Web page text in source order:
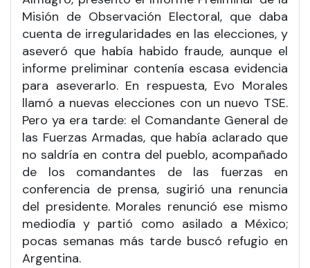
Misión de Observación Electoral, que daba
cuenta de irregularidades en las elecciones, y
aseveró que había habido fraude, aunque el
informe preliminar contenía escasa evidencia
para aseverarlo. En respuesta, Evo Morales
llamó a nuevas elecciones con un nuevo TSE.
Pero ya era tarde: el Comandante General de
las Fuerzas Armadas, que había aclarado que
no saldría en contra del pueblo, acompañado
de los comandantes de las fuerzas en
conferencia de prensa, sugirió una renuncia
del presidente. Morales renunció ese mismo
mediodía y partió como asilado a México;
pocas semanas más tarde buscó refugio en
Argentina.